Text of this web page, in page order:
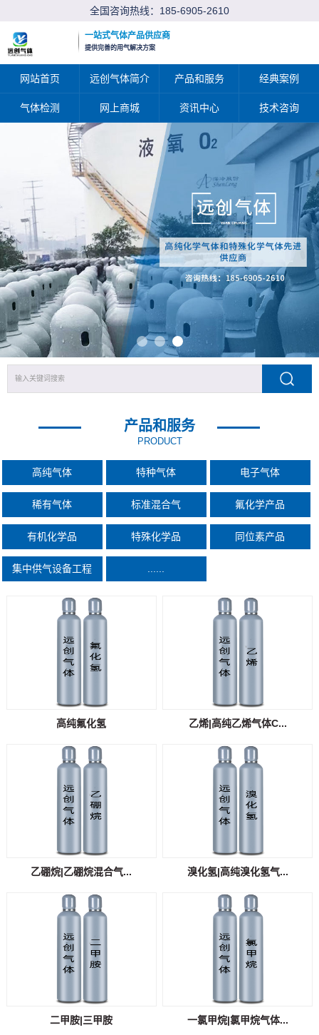
全国咨询热线： 185-6905-2610
一站式气体产品供应商
提供完善的用气解决方案
网站首页 远创气体简介 产品和服务 经典案例
气体检测 网上商城 资讯中心 技术咨询
产品和服务
PRODUCT
高纯气体 特种气体 电子气体
稀有气体 标准混合气 氟化学产品
有机化学品 特殊化学品 同位素产品
集中供气设备工程 ......
高纯氟化氢 乙烯|高纯乙烯气体C...
乙硼烷|乙硼烷混合气... 溴化氢|高纯溴化氢气...
二甲胺|三甲胺 一氯甲烷|氯甲烷气体...